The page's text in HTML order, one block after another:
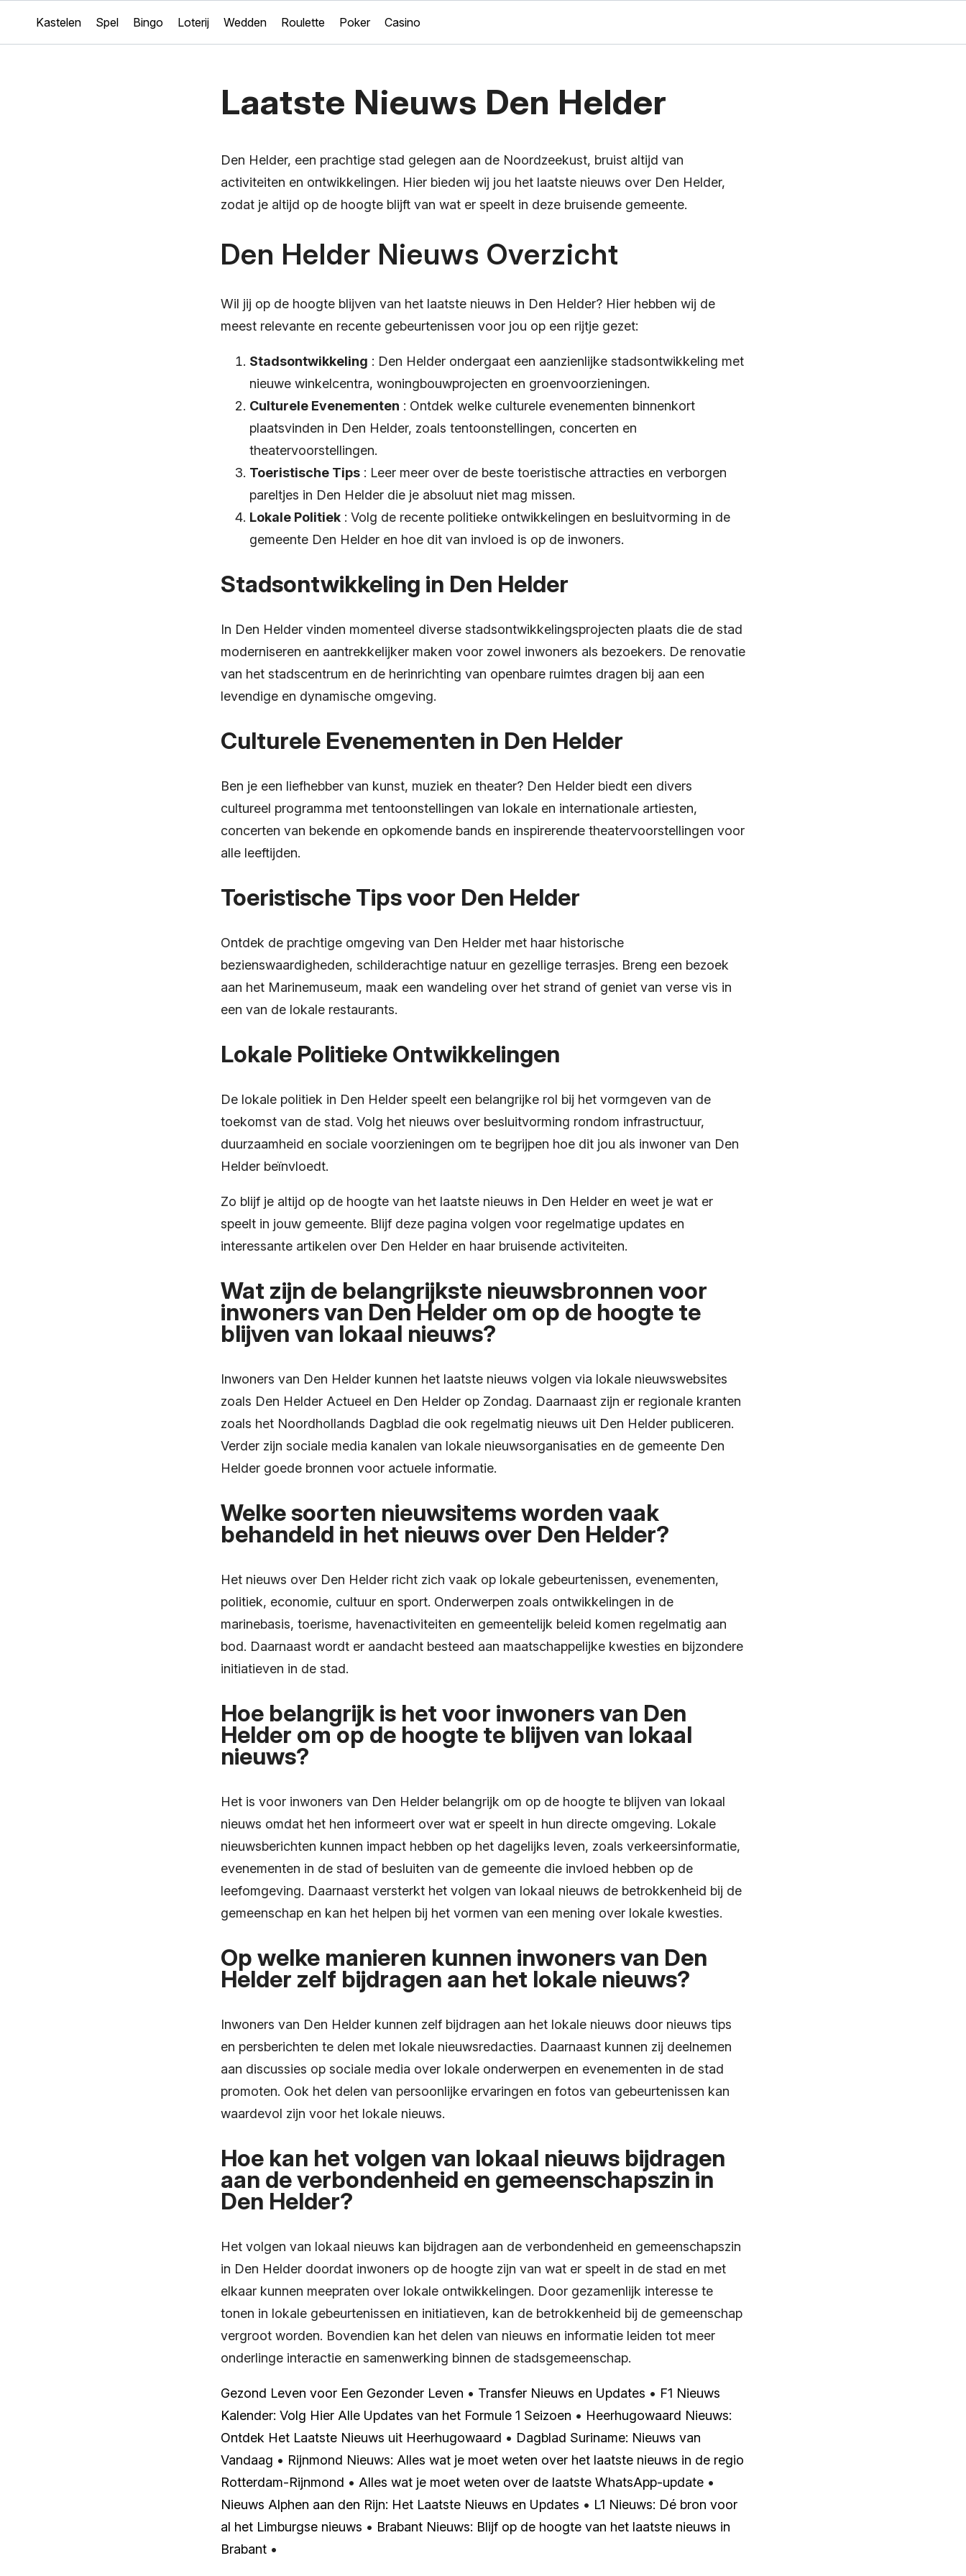
Kastelen Spel Bingo Loterij Wedden Roulette Poker Casino
Laatste Nieuws Den Helder
Den Helder, een prachtige stad gelegen aan de Noordzeekust, bruist altijd van
activiteiten en ontwikkelingen. Hier bieden wij jou het laatste nieuws over Den Helder,
zodat je altijd op de hoogte blijft van wat er speelt in deze bruisende gemeente.
Den Helder Nieuws Overzicht
Wil jij op de hoogte blijven van het laatste nieuws in Den Helder? Hier hebben wij de
meest relevante en recente gebeurtenissen voor jou op een rijtje gezet:
Stadsontwikkeling : Den Helder ondergaat een aanzienlijke stadsontwikkeling met
nieuwe winkelcentra, woningbouwprojecten en groenvoorzieningen.
Culturele Evenementen : Ontdek welke culturele evenementen binnenkort
plaatsvinden in Den Helder, zoals tentoonstellingen, concerten en
theatervoorstellingen.
Toeristische Tips : Leer meer over de beste toeristische attracties en verborgen
pareltjes in Den Helder die je absoluut niet mag missen.
Lokale Politiek : Volg de recente politieke ontwikkelingen en besluitvorming in de
gemeente Den Helder en hoe dit van invloed is op de inwoners.
Stadsontwikkeling in Den Helder
In Den Helder vinden momenteel diverse stadsontwikkelingsprojecten plaats die de stad
moderniseren en aantrekkelijker maken voor zowel inwoners als bezoekers. De renovatie
van het stadscentrum en de herinrichting van openbare ruimtes dragen bij aan een
levendige en dynamische omgeving.
Culturele Evenementen in Den Helder
Ben je een liefhebber van kunst, muziek en theater? Den Helder biedt een divers
cultureel programma met tentoonstellingen van lokale en internationale artiesten,
concerten van bekende en opkomende bands en inspirerende theatervoorstellingen voor
alle leeftijden.
Toeristische Tips voor Den Helder
Ontdek de prachtige omgeving van Den Helder met haar historische
bezienswaardigheden, schilderachtige natuur en gezellige terrasjes. Breng een bezoek
aan het Marinemuseum, maak een wandeling over het strand of geniet van verse vis in
een van de lokale restaurants.
Lokale Politieke Ontwikkelingen
De lokale politiek in Den Helder speelt een belangrijke rol bij het vormgeven van de
toekomst van de stad. Volg het nieuws over besluitvorming rondom infrastructuur,
duurzaamheid en sociale voorzieningen om te begrijpen hoe dit jou als inwoner van Den
Helder beïnvloedt.
Zo blijf je altijd op de hoogte van het laatste nieuws in Den Helder en weet je wat er
speelt in jouw gemeente. Blijf deze pagina volgen voor regelmatige updates en
interessante artikelen over Den Helder en haar bruisende activiteiten.
Wat zijn de belangrijkste nieuwsbronnen voor
inwoners van Den Helder om op de hoogte te
blijven van lokaal nieuws?
Inwoners van Den Helder kunnen het laatste nieuws volgen via lokale nieuwswebsites
zoals Den Helder Actueel en Den Helder op Zondag. Daarnaast zijn er regionale kranten
zoals het Noordhollands Dagblad die ook regelmatig nieuws uit Den Helder publiceren.
Verder zijn sociale media kanalen van lokale nieuwsorganisaties en de gemeente Den
Helder goede bronnen voor actuele informatie.
Welke soorten nieuwsitems worden vaak
behandeld in het nieuws over Den Helder?
Het nieuws over Den Helder richt zich vaak op lokale gebeurtenissen, evenementen,
politiek, economie, cultuur en sport. Onderwerpen zoals ontwikkelingen in de
marinebasis, toerisme, havenactiviteiten en gemeentelijk beleid komen regelmatig aan
bod. Daarnaast wordt er aandacht besteed aan maatschappelijke kwesties en bijzondere
initiatieven in de stad.
Hoe belangrijk is het voor inwoners van Den
Helder om op de hoogte te blijven van lokaal
nieuws?
Het is voor inwoners van Den Helder belangrijk om op de hoogte te blijven van lokaal
nieuws omdat het hen informeert over wat er speelt in hun directe omgeving. Lokale
nieuwsberichten kunnen impact hebben op het dagelijks leven, zoals verkeersinformatie,
evenementen in de stad of besluiten van de gemeente die invloed hebben op de
leefomgeving. Daarnaast versterkt het volgen van lokaal nieuws de betrokkenheid bij de
gemeenschap en kan het helpen bij het vormen van een mening over lokale kwesties.
Op welke manieren kunnen inwoners van Den
Helder zelf bijdragen aan het lokale nieuws?
Inwoners van Den Helder kunnen zelf bijdragen aan het lokale nieuws door nieuws tips
en persberichten te delen met lokale nieuwsredacties. Daarnaast kunnen zij deelnemen
aan discussies op sociale media over lokale onderwerpen en evenementen in de stad
promoten. Ook het delen van persoonlijke ervaringen en fotos van gebeurtenissen kan
waardevol zijn voor het lokale nieuws.
Hoe kan het volgen van lokaal nieuws bijdragen
aan de verbondenheid en gemeenschapszin in
Den Helder?
Het volgen van lokaal nieuws kan bijdragen aan de verbondenheid en gemeenschapszin
in Den Helder doordat inwoners op de hoogte zijn van wat er speelt in de stad en met
elkaar kunnen meepraten over lokale ontwikkelingen. Door gezamenlijk interesse te
tonen in lokale gebeurtenissen en initiatieven, kan de betrokkenheid bij de gemeenschap
vergroot worden. Bovendien kan het delen van nieuws en informatie leiden tot meer
onderlinge interactie en samenwerking binnen de stadsgemeenschap.
Gezond Leven voor Een Gezonder Leven • Transfer Nieuws en Updates • F1 Nieuws
Kalender: Volg Hier Alle Updates van het Formule 1 Seizoen • Heerhugowaard Nieuws:
Ontdek Het Laatste Nieuws uit Heerhugowaard • Dagblad Suriname: Nieuws van
Vandaag • Rijnmond Nieuws: Alles wat je moet weten over het laatste nieuws in de regio
Rotterdam-Rijnmond • Alles wat je moet weten over de laatste WhatsApp-update •
Nieuws Alphen aan den Rijn: Het Laatste Nieuws en Updates • L1 Nieuws: Dé bron voor
al het Limburgse nieuws • Brabant Nieuws: Blijf op de hoogte van het laatste nieuws in
Brabant •